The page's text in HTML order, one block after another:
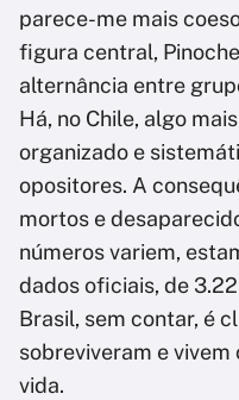
parece-me mais
figura central,
alternância entre
Há, no Chile, algo
organizado e
opositores. A
mortos e
números variem,
dados oficiais, de
Brasil, sem contar, é
sobreviveram e
vida.